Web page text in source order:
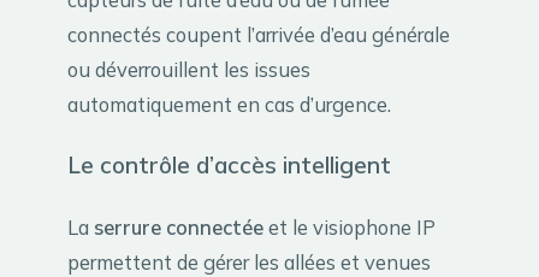
connectés coupent l’arrivée d’eau générale
ou déverrouillent les issues
automatiquement en cas d’urgence.
Le contrôle d’accès intelligent
La serrure connectéeet le visiophone IP
permettent de gérer les allées et venues